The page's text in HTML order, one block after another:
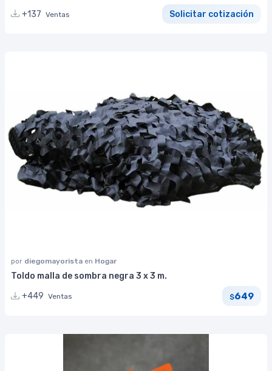
+137 Ventas Solicitar cotización
por diegomayorista en Hogar
Toldo malla de sombra negra 3 x 3 m.
+449 Ventas $649